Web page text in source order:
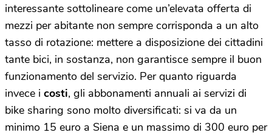
interessante sottolineare come un’elevata offerta di
mezzi per abitante non sempre corrisponda a un alto
tasso di rotazione: mettere a disposizione dei cittadini
tante bici, in sostanza, non garantisce sempre il buon
funzionamento del servizio. Per quanto riguarda
invece i costi, gli abbonamenti annuali ai servizi di
bike sharing sono molto diversificati: si va da un
minimo 15 euro a Siena e un massimo di 300 euro per